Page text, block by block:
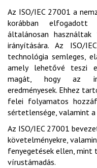
Az ISO/IEC 27001 a
korábban
általánosan
irányítására. Az ISO/
technológia semleges,
amely lehetővé teszi
magát, hogy az
eredményesek. Ehhez
felei folyamatos
sértetlensége, valamint
Az ISO/IEC 27001
követelményekre,
fenyegetések ellen, mint
vírustámadás.